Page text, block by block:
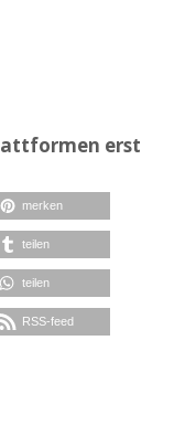
erst
merken
teilen
teilen
RSS-feed